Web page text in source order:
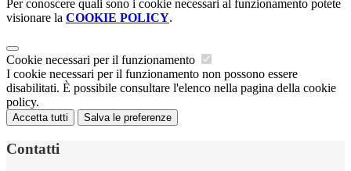
Per conoscere quali sono i cookie necessari al funzionamento potete
visionare la COOKIE POLICY.
Cookie necessari per il funzionamento
I cookie necessari per il funzionamento non possono essere
disabilitati. È possibile consultare l'elenco nella pagina della cookie
policy.
Accetta tutti Salva le preferenze
Contatti